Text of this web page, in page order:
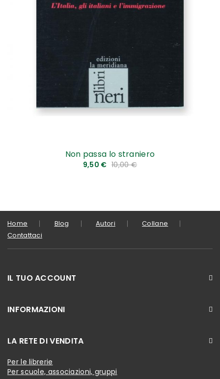
Non passa lo straniero
9,50 € 10,00 €
Home Blog Autori
Collane
Contattaci
IL TUO ACCOUNT
INFORMAZIONI
LA RETE DI VENDITA
Per le librerie
Per scuole, associazioni, gruppi